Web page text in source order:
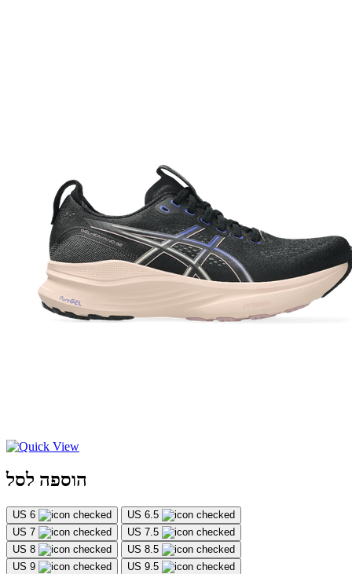
הוספה לסל
US 6
US 6.5
US 7
US 7.5
US 8
US 8.5
US 9
US 9.5